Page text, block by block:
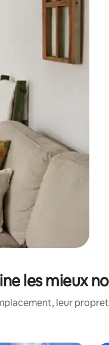
et en faisant glisser.
les mieux
leur